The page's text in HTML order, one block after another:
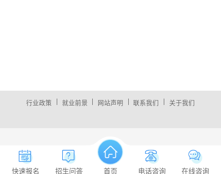
行业政策 就业前景 网站声明 联系我们 关于我们
快速报名 招生问答 首页 电话咨询 在线咨询